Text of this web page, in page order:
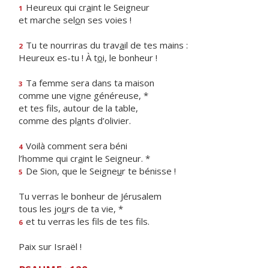
1 Heureux qui craint le Seigneur
et marche selon ses voies !
2 Tu te nourriras du travail de tes mains :
Heureux es-tu ! À toi, le bonheur !
3 Ta femme sera dans ta maison
comme une vigne généreuse, *
et tes fils, autour de la table,
comme des plants d’olivier.
4 Voilà comment sera béni
l’homme qui craint le Seigneur. *
5 De Sion, que le Seigneur te bénisse !
Tu verras le bonheur de Jérusalem
tous les jours de ta vie, *
6 et tu verras les fls de tes fils.
Paix sur Israël !